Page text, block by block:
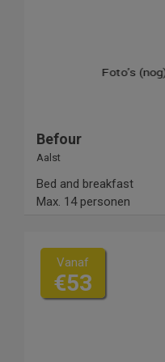
Befour
Aalst
Bed and breakfast
Max. 14 personen
Vanaf
€53